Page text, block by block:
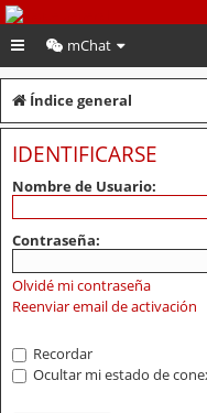
PeruVoley.com
mChat
Índice general
IDENTIFICARSE
Nombre de Usuario:
Contraseña:
Olvidé mi contraseña
Reenviar email de activación
Recordar
Ocultar mi estado de